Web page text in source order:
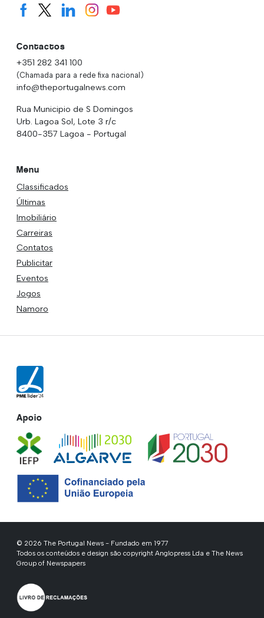
Contactos
+351 282 341 100
(Chamada para a rede fixa nacional)
info@theportugalnews.com
Rua Municipio de S Domingos
Urb. Lagoa Sol, Lote 3 r/c
8400-357 Lagoa - Portugal
Menu
Classificados
Últimas
Imobiliário
Carreiras
Contatos
Publicitar
Eventos
Jogos
Namoro
Apoio
© 2026 The Portugal News - Fundado em 1977
Todos os conteúdos e design são copyright Anglopress Lda e The News
Group of Newspapers